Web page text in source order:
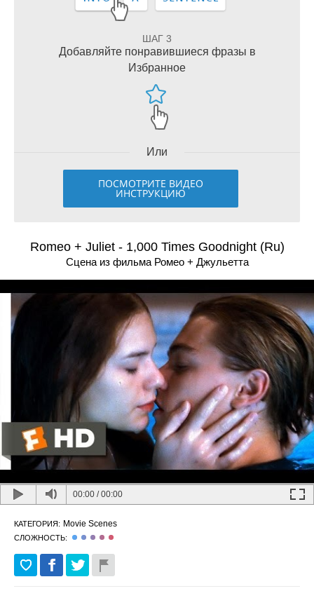
ШАГ 3
Добавляйте понравившиеся фразы в
Избранное
Или
ПОСМОТРИТЕ ВИДЕО
ИНСТРУКЦИЮ
Romeo + Juliet - 1,000 Times Goodnight (Ru)
Сцена из фильма Ромео + Джульетта
00:00 /00:00
КАТЕГОРИЯ: Movie Scenes
СЛОЖНОСТЬ: